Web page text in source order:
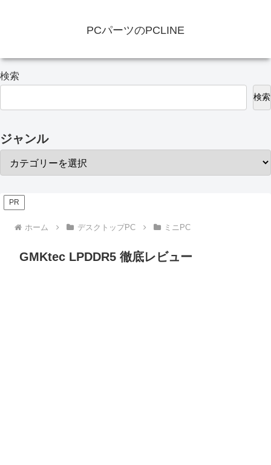
PCパーツのPCLINE
検索
検索
ジャンル
PR
ホーム デスクトップPC ミニPC
GMKtec LPDDR5 徹底レビュー